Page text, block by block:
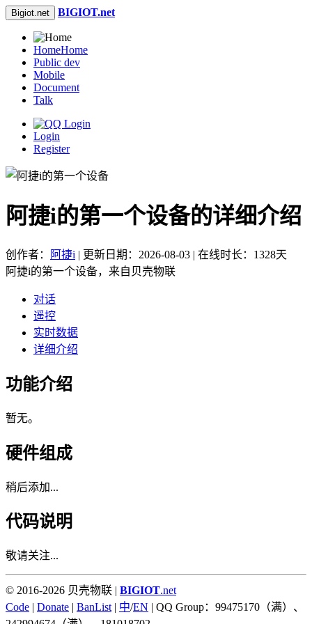
Bigiot.net BIGIOT.net
HomeHome
Public dev
Mobile
Document
Talk
Login
Register
阿捷i的第一个设备的详细介绍
创作者： 阿捷i | 更新日期：2026-08-03 | 在线时长：1328天
阿捷i的第一个设备，来自贝壳物联
对话
遥控
实时数据
详细介绍
功能介绍
暂无。
硬件组成
稍后添加...
代码说明
敬请关注...
© 2016-2026 贝壳物联 | BIGIOT.net
Code | Donate | BanList | 中/EN | QQ Group：99475170（满）、